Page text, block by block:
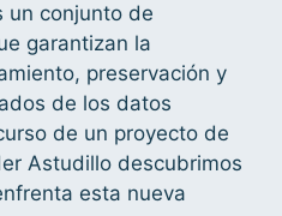
un conjunto de
garantizan la
preservación y
de los datos
de un proyecto de
Astudillo⁠ descubrimos
esta nueva